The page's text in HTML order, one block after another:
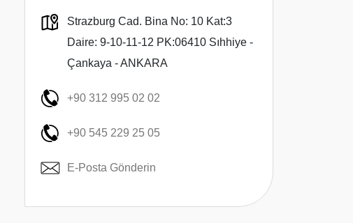
Strazburg Cad. Bina No: 10 Kat:3
Daire: 9-10-11-12 PK:06410 Sıhhiye -
Çankaya - ANKARA
+90 312 995 02 02
+90 545 229 25 05
E-Posta Gönderin